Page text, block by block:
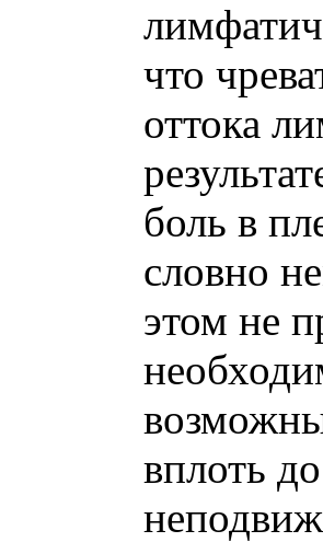
что
оттока
боль в
словно
этом не
вплоть до